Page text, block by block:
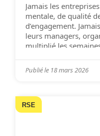
Jamais les
mentale, de qualité
d’engagement.
leurs managers,
multiplié les
organisations, la
banalise, s’installe,
Publié le 18 mars 2026
RSE